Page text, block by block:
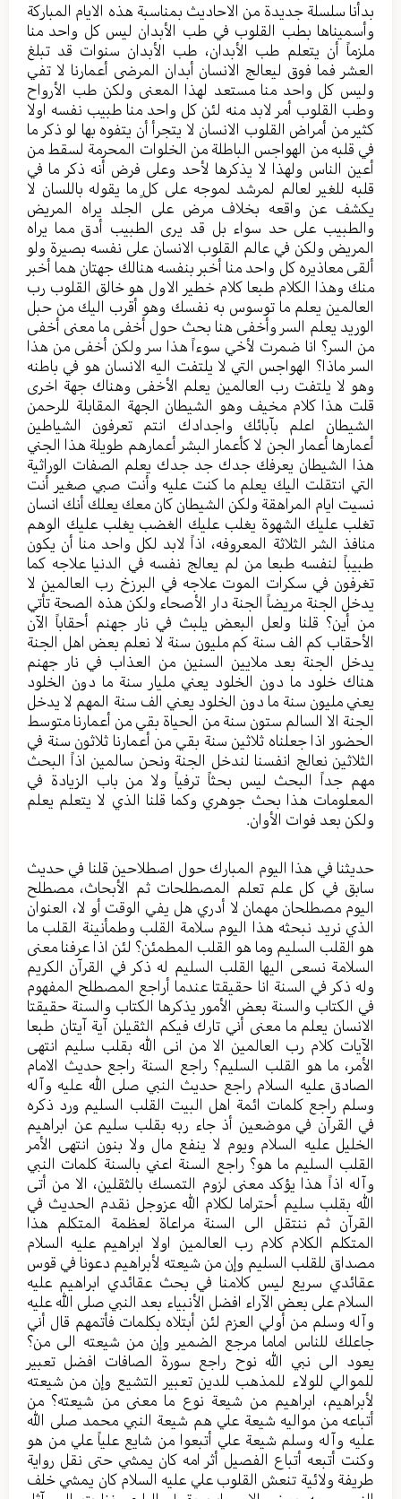
بدأنا سلسلة جديدة من الاحاديث بمناسبة هذه الايام المباركة
وأسميناها بطب القلوب في طب الأبدان ليس كل واحد منا
ملزماً أن يتعلم طب الأبدان، طب الأبدان سنوات قد تبلغ
العشر فما فوق ليعالج الانسان أبدان المرضى أعمارنا لا تفي
وليس كل واحد منا مستعد لهذا المعنى ولكن طب الأرواح
وطب القلوب أمر لابد منه لئن كل واحد منا طبيب نفسه اولا
كثير من أمراض القلوب الانسان لا يتجرأ أن يتفوه بها لو ذكر ما
في قلبه من الهواجس الباطلة من الخلوات المحرمة لسقط من
أعين الناس ولهذا لا يذكرها لأحد وعلى فرض أنه ذكر ما في
قلبه للغير لعالم لمرشد لموجه على كلٍ ما يقوله باللسان لا
يكشف عن واقعه بخلاف مرض على الجلد يراه المريض
والطبيب على حد سواء بل قد يرى الطبيب أدق مما يراه
المريض ولكن في عالم القلوب الانسان على نفسه بصيرة ولو
ألقى معاذيره كل واحد منا أخبر بنفسه هنالك جهتان هما أخبر
منك وهذا الكلام طبعا كلام خطير الاول هو خالق القلوب رب
العالمين يعلم ما توسوس به نفسك وهو أقرب اليك من حبل
الوريد يعلم السر وأخفى هنا بحث حول أخفى ما معنى أخفى
من السر؟ انا ضمرت لأخي سوءاً هذا سر ولكن أخفى من هذا
السر ماذا؟ الهواجس التي لا يلتفت اليه الانسان هو في باطنه
وهو لا يلتفت رب العالمين يعلم الأخفى وهناك جهة اخرى
قلت هذا كلام مخيف وهو الشيطان الجهة المقابلة للرحمن
الشيطان اعلم بآبائك واجدادك انتم تعرفون الشياطين
أعمارها أعمار الجن لا كأعمار البشر أعمارهم طويلة هذا الجني
هذا الشيطان يعرفك جدك جد جدك يعلم الصفات الوراثية
التي انتقلت اليك يعلم ما كنت عليه وأنت صبي صغير أنت
نسيت ايام المراهقة ولكن الشيطان كان معك يعلك أنك انسان
تغلب عليك الشهوة يغلب عليك الغضب يغلب عليك الوهم
منافذ الشر الثلاثة المعروفه، اذاً لابد لكل واحد منا أن يكون
طبيباً لنفسه طبعا من لم يعالج نفسه في الدنيا علاجه كما
تغرفون في سكرات الموت علاجه في البرزخ رب العالمين لا
يدخل الجنة مريضاً الجنة دار الأصحاء ولكن هذه الصحة تأتي
من أين؟ قلنا ولعل البعض يلبث في نار جهنم أحقاباً الآن
الأحقاب كم الف سنة كم مليون سنة لا نعلم بعض اهل الجنة
يدخل الجنة بعد ملايين السنين من العذاب في نار جهنم
هناك خلود ما دون الخلود يعني مليار سنة ما دون الخلود
يعني مليون سنة ما دون الخلود يعني الف سنة المهم لا يدخل
الجنة الا السالم ستون سنة من الحياة بقي من أعمارنا متوسط
الحضور اذا جعلناه ثلاثين سنة بقي من أعمارنا ثلاثون سنة في
الثلاثين نعالج انفسنا لندخل الجنة ونحن سالمين اذاً البحث
مهم جداً البحث ليس بحثاً ترفياً ولا من باب الزيادة في
المعلومات هذا بحث جوهري وكما قلنا الذي لا يتعلم يعلم
ولكن بعد فوات الأوان.
حديثنا في هذا اليوم المبارك حول اصطلاحين قلنا في حديث
سابق في كل علم تعلم المصطلحات ثم الأبحاث، مصطلح
اليوم مصطلحان مهمان لا أدري هل يفي الوقت أو لا، العنوان
الذي نريد نبحثه هذا اليوم سلامة القلب وطمأنينة القلب ما
هو القلب السليم وما هو القلب المطمئن؟ لئن اذا عرفنا معنى
السلامة نسعى اليها القلب السليم له ذكر في القرآن الكريم
وله ذكر في السنة انا حقيقتا عندما أراجع المصطلح المفهوم
في الكتاب والسنة بعض الأمور يذكرها الكتاب والسنة حقيقتا
الانسان يعلم ما معنى أني تارك فيكم الثقيلن آية آيتان طبعا
الآيات كلام رب العالمين الا من انى الله بقلب سليم انتهى
الأمر، ما هو القلب السليم؟ راجع السنة راجع حديث الامام
الصادق عليه السلام راجع حديث النبي صلى الله عليه وآله
وسلم راجع كلمات ائمة اهل البيت القلب السليم ورد ذكره
في القرآن في موضعين أذ جاء ربه بقلب سليم عن ابراهيم
الخليل عليه السلام ويوم لا ينفع مال ولا بنون انتهى الأمر
القلب السليم ما هو؟ راجع السنة اعني بالسنة كلمات النبي
وآله اذاً هذا يؤكد معنى لزوم التمسك بالثقلين، الا من أتى
الله بقلب سليم أحتراما لكلام الله عزوجل نقدم الحديث في
القرآن ثم ننتقل الى السنة مراعاة لعظمة المتكلم هذا
المتكلم الكلام كلام رب العالمين اولا ابراهيم عليه السلام
مصداق للقلب السليم وإن من شيعته لأبراهيم دعونا في قوس
عقائدي سريع ليس كلامنا في بحث عقائدي ابراهيم عليه
السلام على بعض الآراء افضل الأنبياء بعد النبي صلى الله عليه
وآله وسلم من أولي العزم لئن أبتلاه بكلمات فأتمهم قال أني
جاعلك للناس اماما مرجع الضمير وإن من شيعته الى من؟
يعود الى نبي الله نوح راجع سورة الصافات افضل تعبير
للموالي للولاء للمذهب للدين تعبير التشيع وإن من شيعته
لأبراهيم، ابراهيم من شيعة نوع ما معنى من شيعته؟ من
أتباعه من مواليه شيعة علي هم شيعة النبي محمد صلى الله
عليه وآله وسلم شيعة علي أتبعوا من شايع علياً علي من هو
وكنت أتبعه أتباع الفصيل أثر امه كان يمشي حتى نقل رواية
طريفة ولائية تنعش القلوب علي عليه السلام كان يمشي خلف